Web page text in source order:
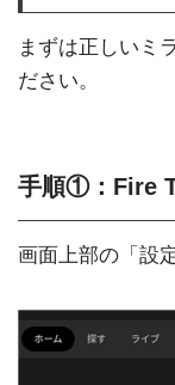
まずは正しいミ
ださい。
手順①：Fire
画面上部の「設